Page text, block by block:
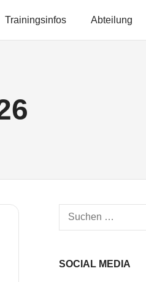
Trainingsinfos Abteilung
Suchen
SOCIAL MEDIA